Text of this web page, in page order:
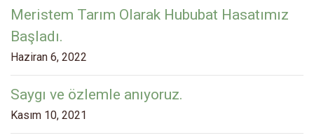
Meristem Tarım Olarak Hububat Hasatımız
Başladı.
Haziran 6, 2022
Saygı ve özlemle anıyoruz.
Kasım 10, 2021